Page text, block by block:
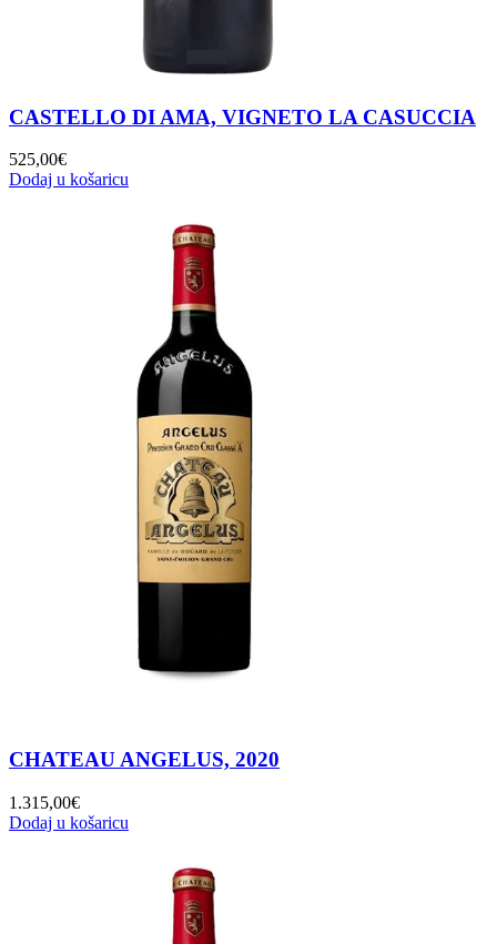
CASTELLO DI AMA, VIGNETO LA CASUCCIA
525,00€
Dodaj u košaricu
CHATEAU ANGELUS, 2020
1.315,00€
Dodaj u košaricu